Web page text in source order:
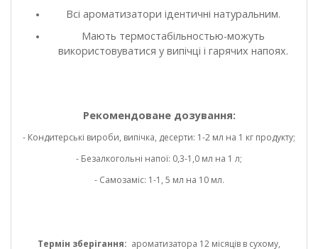
Всі ароматизатори ідентичні натуральним.
Мають термостабільностью-можуть
використовуватися у випічці і гарячих напоях.
Рекомендоване дозування:
- Кондитерські вироби, випічка, десерти: 1-2 мл на 1 кг продукту;
- Безалкогольні напої: 0,3-1,0 мл на 1 л;
- Самозаміс: 1-1, 5 мл на 10 мл.
Термін зберігання: ароматизатора 12 місяців в сухому,